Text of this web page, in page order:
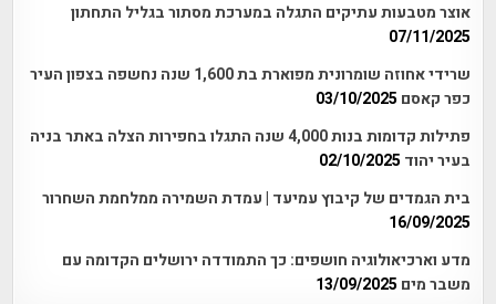
אוצר מטבעות עתיקים התגלה במערכת מסתור בגליל התחתון
07/11/2025
שרידי אחוזה שומרונית מפוארת בת 1,600 שנה נחשפה בצפון העיר
כפר קאסם 03/10/2025
פתילות קדומות בנות 4,000 שנה התגלו בחפירות הצלה באתר בניה
בעיר יהוד 02/10/2025
בית הגמדים של קיבוץ עמיעד | עמדת השמירה ממלחמת השחרור
16/09/2025
מדע וארכיאולוגיה חושפים: כך התמודדה ירושלים הקדומה עם
משבר מים 13/09/2025